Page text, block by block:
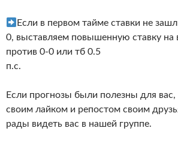
Если в первом тайме ставки не
0, выставляем повышенную ставку на
против 0-0 или тб 0.5
п.с.
Если прогнозы были полезны для
своим лайком и репостом своим
рады видеть вас в нашей группе.